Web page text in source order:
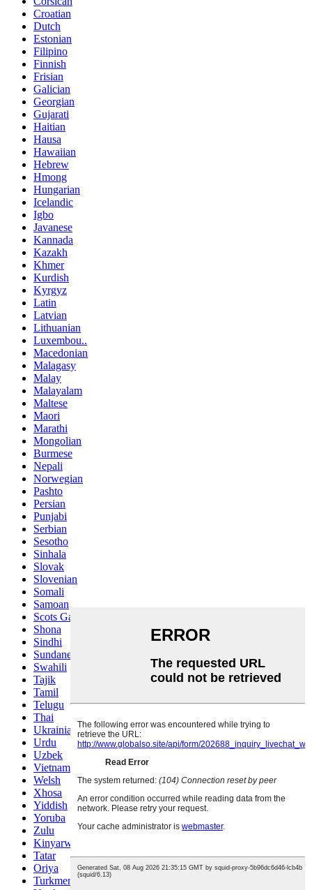
Croatian
Dutch
Estonian
Filipino
Finnish
Frisian
Galician
Georgian
Gujarati
Haitian
Hausa
Hawaiian
Hebrew
Hmong
Hungarian
Icelandic
Igbo
Javanese
Kannada
Kazakh
Khmer
Kurdish
Kyrgyz
Latin
Latvian
Lithuanian
Luxembou..
Macedonian
Malagasy
Malay
Malayalam
Maltese
Maori
Marathi
Mongolian
Burmese
Nepali
Norwegian
Pashto
Persian
Punjabi
Serbian
Sesotho
Sinhala
Slovak
Slovenian
Somali
Samoan
Scots Gaelic
Shona
Sindhi
Sundanese
Swahili
Tajik
Tamil
Telugu
Thai
Ukrainian
Urdu
Uzbek
Vietnamese
Welsh
Xhosa
Yiddish
Yoruba
Zulu
Kinyarwanda
Tatar
Oriya
Turkmen